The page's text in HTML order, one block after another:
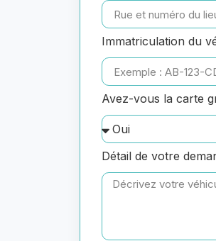
Immatriculation du
Avez-vous la carte
Détail de votre